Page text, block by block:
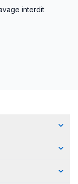
interdit